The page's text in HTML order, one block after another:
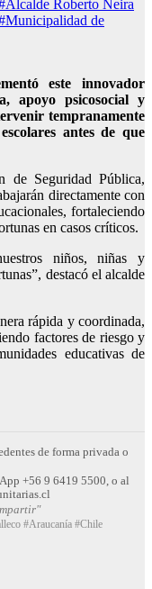
Roberto Neira
de
este innovador
apoyo psicosocial y
tempranamente
antes de que
de Seguridad Pública,
directamente con
fortaleciendo
en casos críticos.
niños, niñas y
destacó el alcalde
rápida y coordinada,
factores de riesgo y
educativas de
de forma privada o
+56 9 6419 5500, o al
#Araucanía #Chile